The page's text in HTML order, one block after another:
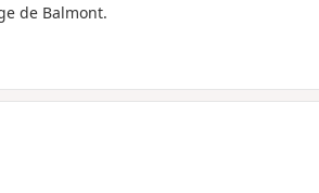
de Balmont.